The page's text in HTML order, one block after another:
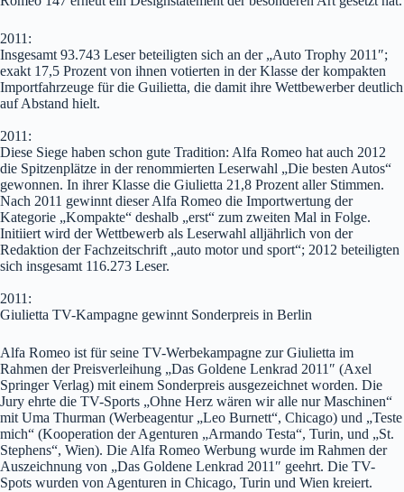
2011:
Insgesamt 93.743 Leser beteiligten sich an der „Auto Trophy 2011″;
exakt 17,5 Prozent von ihnen votierten in der Klasse der kompakten
Importfahrzeuge für die Guilietta, die damit ihre Wettbewerber deutlich
auf Abstand hielt.
2011:
Diese Siege haben schon gute Tradition: Alfa Romeo hat auch 2012
die Spitzenplätze in der renommierten Leserwahl „Die besten Autos“
gewonnen. In ihrer Klasse die Giulietta 21,8 Prozent aller Stimmen.
Nach 2011 gewinnt dieser Alfa Romeo die Importwertung der
Kategorie „Kompakte“ deshalb „erst“ zum zweiten Mal in Folge.
Initiiert wird der Wettbewerb als Leserwahl alljährlich von der
Redaktion der Fachzeitschrift „auto motor und sport“; 2012 beteiligten
sich insgesamt 116.273 Leser.
2011:
Giulietta TV-Kampagne gewinnt Sonderpreis in Berlin
Alfa Romeo ist für seine TV-Werbekampagne zur Giulietta im
Rahmen der Preisverleihung „Das Goldene Lenkrad 2011″ (Axel
Springer Verlag) mit einem Sonderpreis ausgezeichnet worden. Die
Jury ehrte die TV-Sports „Ohne Herz wären wir alle nur Maschinen“
mit Uma Thurman (Werbeagentur „Leo Burnett“, Chicago) und „Teste
mich“ (Kooperation der Agenturen „Armando Testa“, Turin, und „St.
Stephens“, Wien). Die Alfa Romeo Werbung wurde im Rahmen der
Auszeichnung von „Das Goldene Lenkrad 2011″ geehrt. Die TV-
Spots wurden von Agenturen in Chicago, Turin und Wien kreiert.